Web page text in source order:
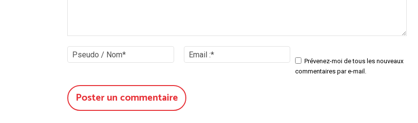
Pseudo
/
:*
: Prévenez-moi de tous les nouveaux
commentaires par e-mail.